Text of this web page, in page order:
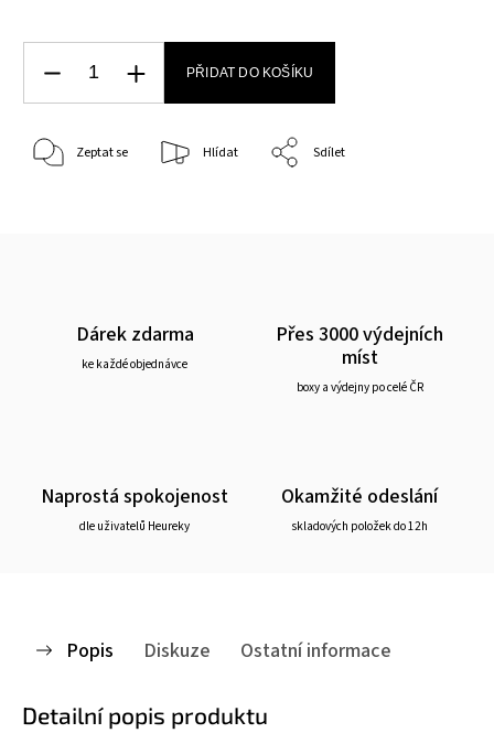
PŘIDAT DO KOŠÍKU
Zeptat se Hlídat Sdílet
Dárek zdarma
ke každé objednávce
Přes 3000 výdejních
míst
boxy a výdejny po celé ČR
Naprostá spokojenost
dle uživatelů Heureky
Okamžité odeslání
skladových položek do 12h
Popis Diskuze Ostatní informace
Detailní popis produktu